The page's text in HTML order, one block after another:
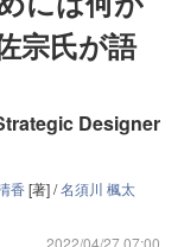
宗氏が語
Designer
香[著] /名須川 楓太
2022/04/27 07:00